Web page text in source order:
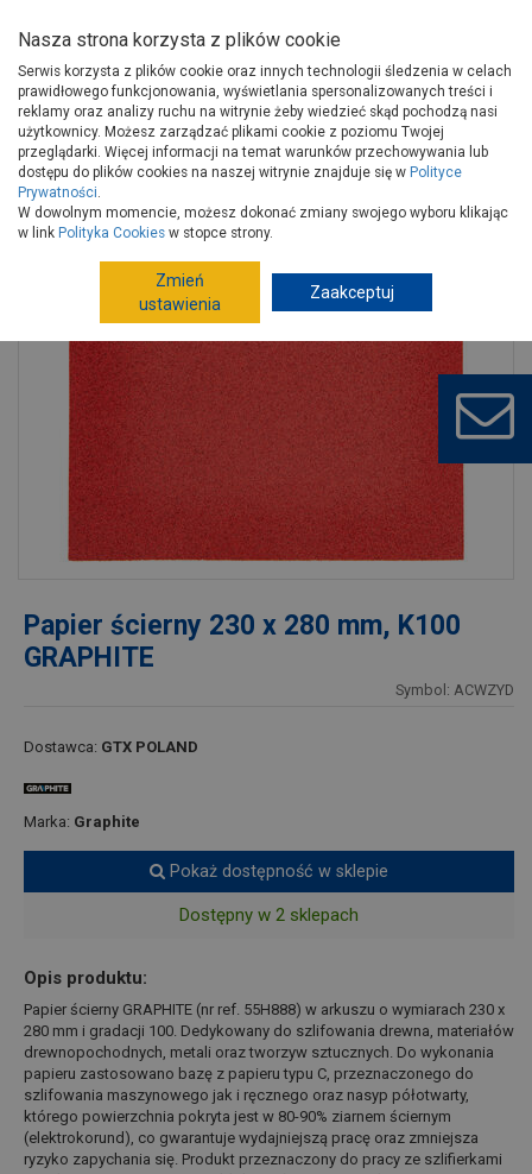
Strona główna Narzędzia
Narzędzia ręczne, warsztat
Materiały ścierne
Arkusze
Papier ścierny 230 x 280 mm, K100 GRAPHITE
Papier ścierny 230 x 280 mm, K100
GRAPHITE
Symbol: ACWZYD
Dostawca: GTX POLAND
Marka: Graphite
Pokaż dostępność w sklepie
Dostępny w 2 sklepach
Opis produktu:
Papier ścierny GRAPHITE (nr ref. 55H888) w arkuszu o wymiarach 230 x
280 mm i gradacji 100. Dedykowany do szlifowania drewna, materiałów
drewnopochodnych, metali oraz tworzyw sztucznych. Do wykonania
papieru zastosowano bazę z papieru typu C, przeznaczonego do
szlifowania maszynowego jak i ręcznego oraz nasyp półotwarty,
którego powierzchnia pokryta jest w 80-90% ziarnem ściernym
(elektrokorund), co gwarantuje wydajniejszą pracę oraz zmniejsza
ryzyko zapychania się. Produkt przeznaczony do pracy ze szlifierkami
Nasza strona korzysta z plików cookie
Serwis korzysta z plików cookie oraz innych technologii śledzenia w celach
prawidłowego funkcjonowania, wyświetlania spersonalizowanych treści i
reklamy oraz analizy ruchu na witrynie żeby wiedzieć skąd pochodzą nasi
użytkownicy. Możesz zarządzać plikami cookie z poziomu Twojej
przeglądarki. Więcej informacji na temat warunków przechowywania lub
dostępu do plików cookies na naszej witrynie znajduje się w Polityce
Prywatności.
W dowolnym momencie, możesz dokonać zmiany swojego wyboru klikając
w link Polityka Cookies w stopce strony.
Zmień
ustawienia
Zaakceptuj